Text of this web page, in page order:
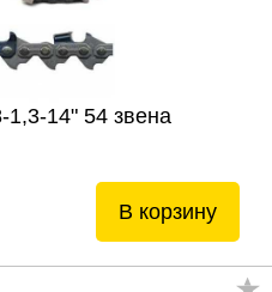
1,3-14" 54 звена
В корзину